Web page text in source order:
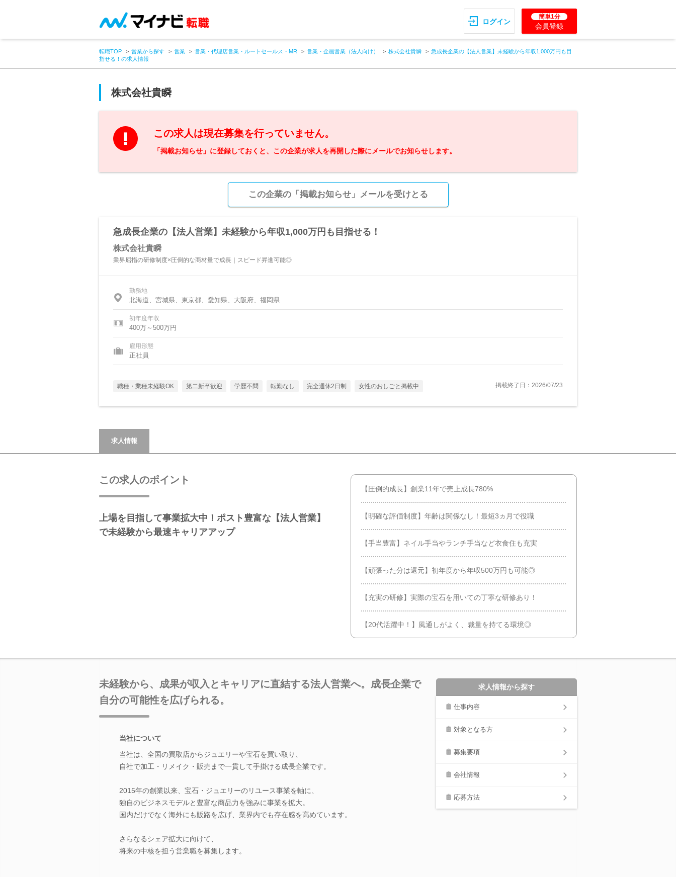
ログイン
簡単1分
会員登録
転職TOP 営業から探す 営業 営業・代理店営業・ルートセールス・MR 営業・企画営業（法人向け） 株式会社貴瞬
急成長企業の【法人営業】未経験から年収1,000万円も目
指せる！の求人情報
株式会社貴瞬
この求人は現在募集を行っていません。
「掲載お知らせ」に登録しておくと、この企業が求人を再開した際にメールでお知らせします。
この企業の「掲載お知らせ」メールを受けとる
急成長企業の【法人営業】未経験から年収1,000万円も目指せる！
株式会社貴瞬
業界屈指の研修制度×圧倒的な商材量で成長｜スピード昇進可能◎
勤務地
北海道、宮城県、東京都、愛知県、大阪府、福岡県
初年度年収
400万～500万円
雇用形態
正社員
職種・業種未経験OK 第二新卒歓迎 学歴不問 転勤なし 完全週休2日制 女性のおしごと掲載中 掲載終了日：2026/07/23
求人情報
この求人のポイント
上場を目指して事業拡大中！ポスト豊富な【法人営業】
で未経験から最速キャリアアップ
【圧倒的成長】創業11年で売上成長780%
【明確な評価制度】年齢は関係なし！最短3ヵ月で役職
【手当豊富】ネイル手当やランチ手当など衣食住も充実
【頑張った分は還元】初年度から年収500万円も可能◎
【充実の研修】実際の宝石を用いての丁寧な研修あり！
【20代活躍中！】風通しがよく、裁量を持てる環境◎
未経験から、成果が収入とキャリアに直結する法人営業へ。成長企業で
自分の可能性を広げられる。
当社について
当社は、全国の買取店からジュエリーや宝石を買い取り、
自社で加工・リメイク・販売まで一貫して手掛ける成長企業です。
2015年の創業以来、宝石・ジュエリーのリユース事業を軸に、
独自のビジネスモデルと豊富な商品力を強みに事業を拡大。
国内だけでなく海外にも販路を広げ、業界内でも存在感を高めています。
さらなるシェア拡大に向けて、
将来の中核を担う営業職を募集します。
求人情報から探す
仕事内容
対象となる方
募集要項
会社情報
応募方法